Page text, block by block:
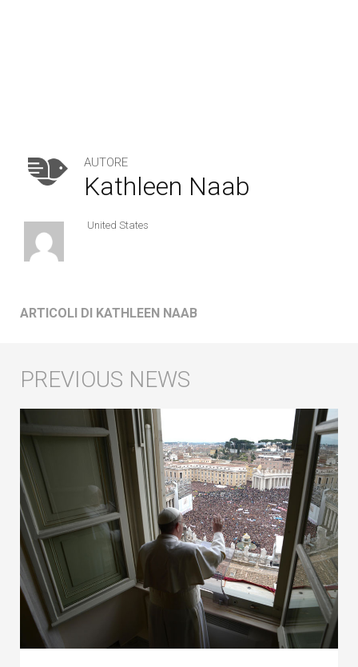
AUTORE
Kathleen Naab
United States
ARTICOLI DI KATHLEEN NAAB